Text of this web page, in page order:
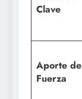
Clave
Aporte de
Fuerza